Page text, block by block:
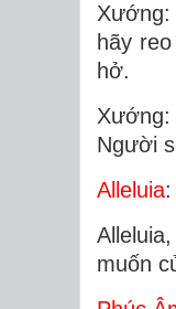
Xướng:
hãy
hở.
Người
Alleluia
muốn